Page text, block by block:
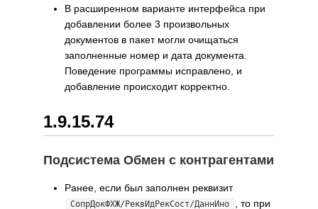
В расширенном варианте интерфейса при
добавлении более 3 произвольных
документов в пакет могли очищаться
заполненные номер и дата документа.
Поведение программы исправлено, и
добавление происходит корректно.
1.9.15.74
Подсистема Обмен с контрагентами
Ранее, если был заполнен реквизит
СопрДокФХЖ/РеквИдРекСост/ДаннИно , то при